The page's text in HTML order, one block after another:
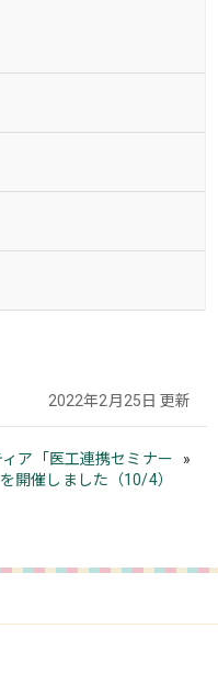
2022年2月25日 更新
ア「医工連携セミナー
開催しました（10/4）